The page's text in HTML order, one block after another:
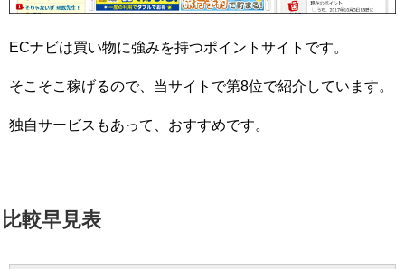
ECナビは買い物に強みを持つポイントサイトです。
そこそこ稼げるので、当サイトで第8位で紹介しています。
独自サービスもあって、おすすめです。
比較早見表